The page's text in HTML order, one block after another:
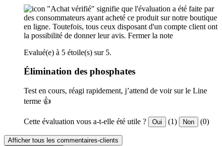
"Achat vérifié" signifie que l'évaluation a été faite par
des consommateurs ayant acheté ce produit sur notre boutique
en ligne. Toutefois, tous ceux disposant d'un compte client ont
la possibilité de donner leur avis. Fermer la note
Evalué(e) à 5 étoile(s) sur 5.
Élimination des phosphates
Test en cours, réagi rapidement, j’attend de voir sur le Line
terme 👍
Cette évaluation vous a-t-elle été utile ? Oui (1) Non (0)
Afficher tous les commentaires-clients